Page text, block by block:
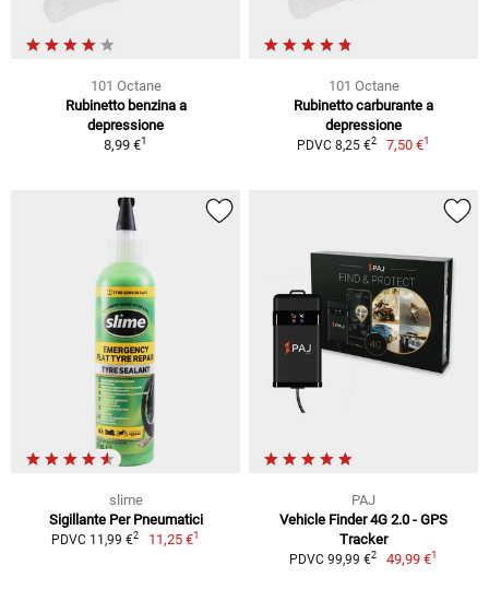
101 Octane
Rubinetto benzina a
depressione
8,99 €1
101 Octane
Rubinetto carburante a
depressione
PDVC 8,25 €2 7,50 €1
slime
Sigillante Per Pneumatici
PDVC 11,99 €2 11,25 €1
PAJ
Vehicle Finder 4G 2.0 - GPS
Tracker
PDVC 99,99 €2 49,99 €1